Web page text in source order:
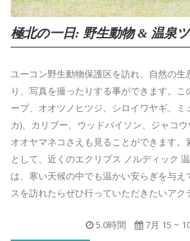
極北の一日: 野生動物 & 温泉
ユーコン野生動物保護区を訪れ、自然の生
り、写真を撮ったりする事ができます。
ープ、オオツノヒツジ、シロイワヤギ、ミ
カ)、カリブー、ウッドバイソン、ジャコ
オオヤマネコさえも見ることができます。
として、近くのエクリプス ノルディック
は、寒い天候の中でも温かい安らぎを与
スを訪れたらぜひ行っていただきたいアク
5.0時間 7月 15 ~